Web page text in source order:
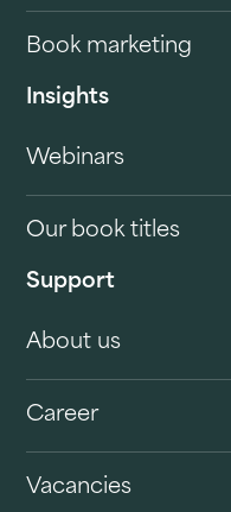
Book marketing
Insights
Webinars
Our book titles
Support
About us
Career
Vacancies